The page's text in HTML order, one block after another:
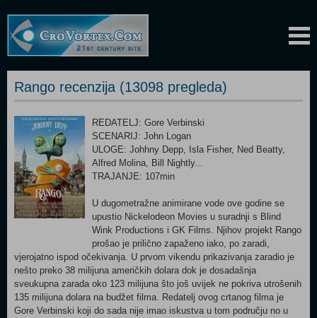
Rango recenzija (13098 pregleda)
REDATELJ: Gore Verbinski
SCENARIJ: John Logan
ULOGE: Johhny Depp, Isla Fisher, Ned Beatty,
Alfred Molina, Bill Nightly...
TRAJANJE: 107min
U dugometražne animirane vode ove godine se
upustio Nickelodeon Movies u suradnji s Blind
Wink Productions i GK Films. Njihov projekt Rango
prošao je prilično zapaženo iako, po zaradi,
vjerojatno ispod očekivanja. U prvom vikendu prikazivanja zaradio je
nešto preko 38 milijuna američkih dolara dok je dosadašnja
sveukupna zarada oko 123 milijuna što još uvijek ne pokriva utrošenih
135 milijuna dolara na budžet filma. Redatelj ovog crtanog filma je
Gore Verbinski koji do sada nije imao iskustva u tom području no u